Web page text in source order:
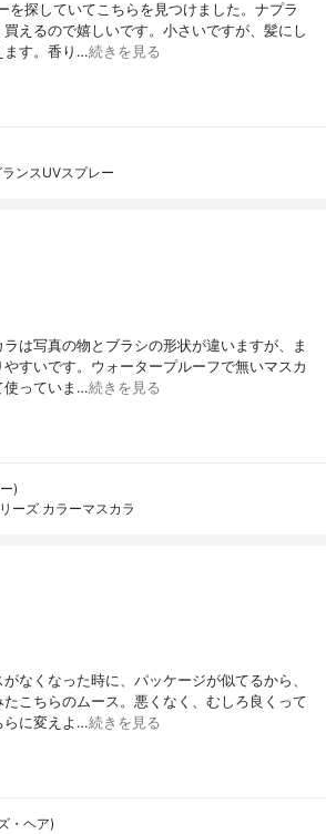
を探していてこちらを見つけました。ナプラ
えるので嬉しいです。小さいですが、髪にし
ます。香り…続きを見る
ンスUVスプレー
は写真の物とブラシの形状が違いますが、ま
すいです。ウォータープルーフで無いマスカ
使っていま…続きを見る
)
ーズ カラーマスカラ
なくなった時に、パッケージが似てるから、
こちらのムース。悪くなく、むしろ良くって
らに変えよ…続きを見る
・ヘア)